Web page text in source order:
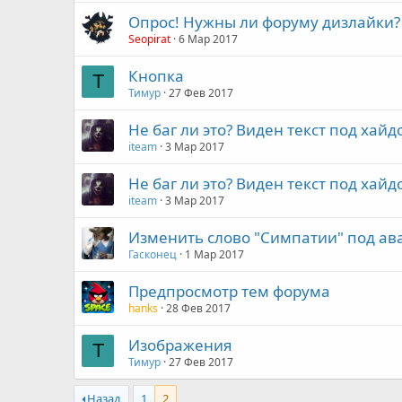
Опрос! Нужны ли форуму дизлайки?
Seopirat 6 Мар 2017
Т Кнопка
Тимур 27 Фев 2017
Не баг ли это? Виден текст под
iteam 3 Мар 2017
Не баг ли это? Виден текст под
iteam 3 Мар 2017
Изменить слово "Симпатии" под
Гасконец 1 Мар 2017
Предпросмотр тем форума
hanks 28 Фев 2017
Т Изображения
Тимур 27 Фев 2017
Назад 1 2